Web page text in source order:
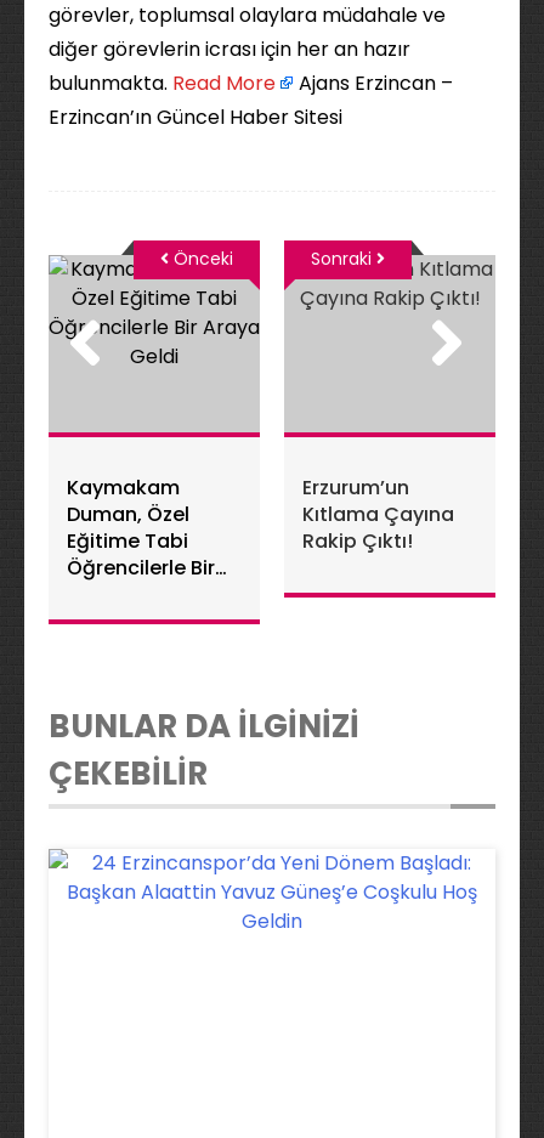
görevler, toplumsal olaylara müdahale ve
diğer görevlerin icrası için her an hazır
bulunmakta. ​ Read More
Ajans Erzincan –
Erzincan’ın Güncel Haber Sitesi
Kaymakam
Duman, Özel
Eğitime Tabi
Öğrencilerle Bir
Önceki
Erzurum’un
Kıtlama Çayına
Rakip Çıktı!
Sonraki
BUNLAR DA İLGİNİZİ
ÇEKEBİLİR